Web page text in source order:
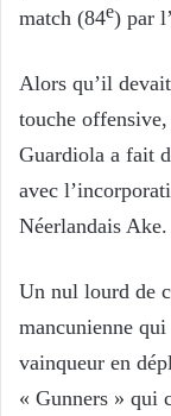
match (84e) par
Alors qu’il
touche
Guardiola a fait
avec
Néerlandais Ake.
Un nul lourd de
mancunienne
vainqueur en
« Gunners » qui